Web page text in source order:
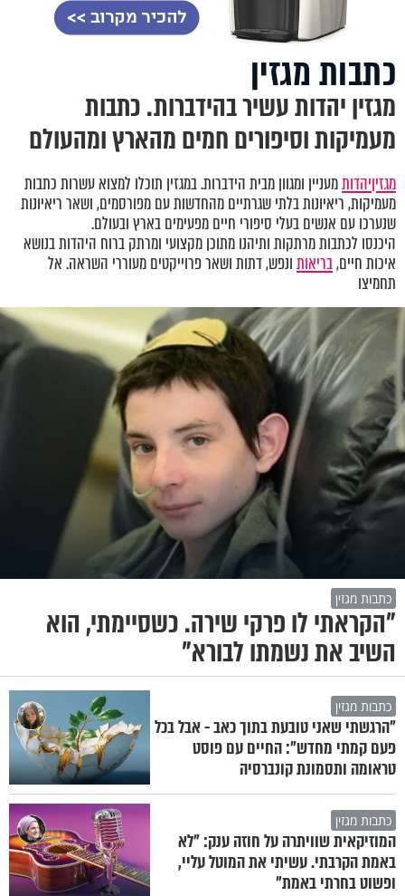
כתבות מגזין
מגזין יהדות עשיר בהידברות. כתבות
מעמיקות וסיפורים חמים מהארץ ומהעולם
מגזיןיהדותמעניין ומגוון מבית הידברות. במגזין תוכלו למצוא עשרות כתבות
מעמיקות, ריאיונות בלתי שגרתיים מהחדשות עם מפורסמים, ושאר ריאיונות
שנערכו עם אנשים בעלי סיפורי חיים מפעימים בארץ ובעולם.
היכנסו לכתבות מרתקות ותיהנו מתוכן מקצועי ומרתק ברוח היהדות בנושא
איכות חיים,בריאותונפש, דתות ושאר פרוייקטים מעוררי השראה. אל
תחמיצו
כתבות מגזין
"הקראתי לו פרקי שירה. כשסיימתי, הוא
השיב את נשמתו לבורא"
כתבות מגזין
"הרגשתי שאני טובעת בתוך כאב - אבל בכל
פעם קמתי מחדש": החיים עם פוסט
טראומה ותסמונת קונברסיה
כתבות מגזין
המוזיקאית שוויתרה על חוזה ענק: "לא
באמת הקרבתי. עשיתי את המוטל עליי,
ופשוט בחרתי באמת"